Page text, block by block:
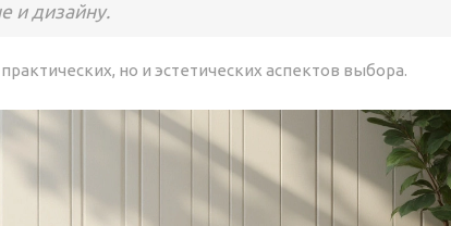
и дизайну.
но и эстетических аспектов выбора.